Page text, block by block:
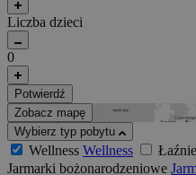
Liczba dzieci
0
Potwierdź
Zobacz mapę
Wybierz typ pobytu
Wellness Wellness Łaźnie
Jarmarki bożonarodzeniowe